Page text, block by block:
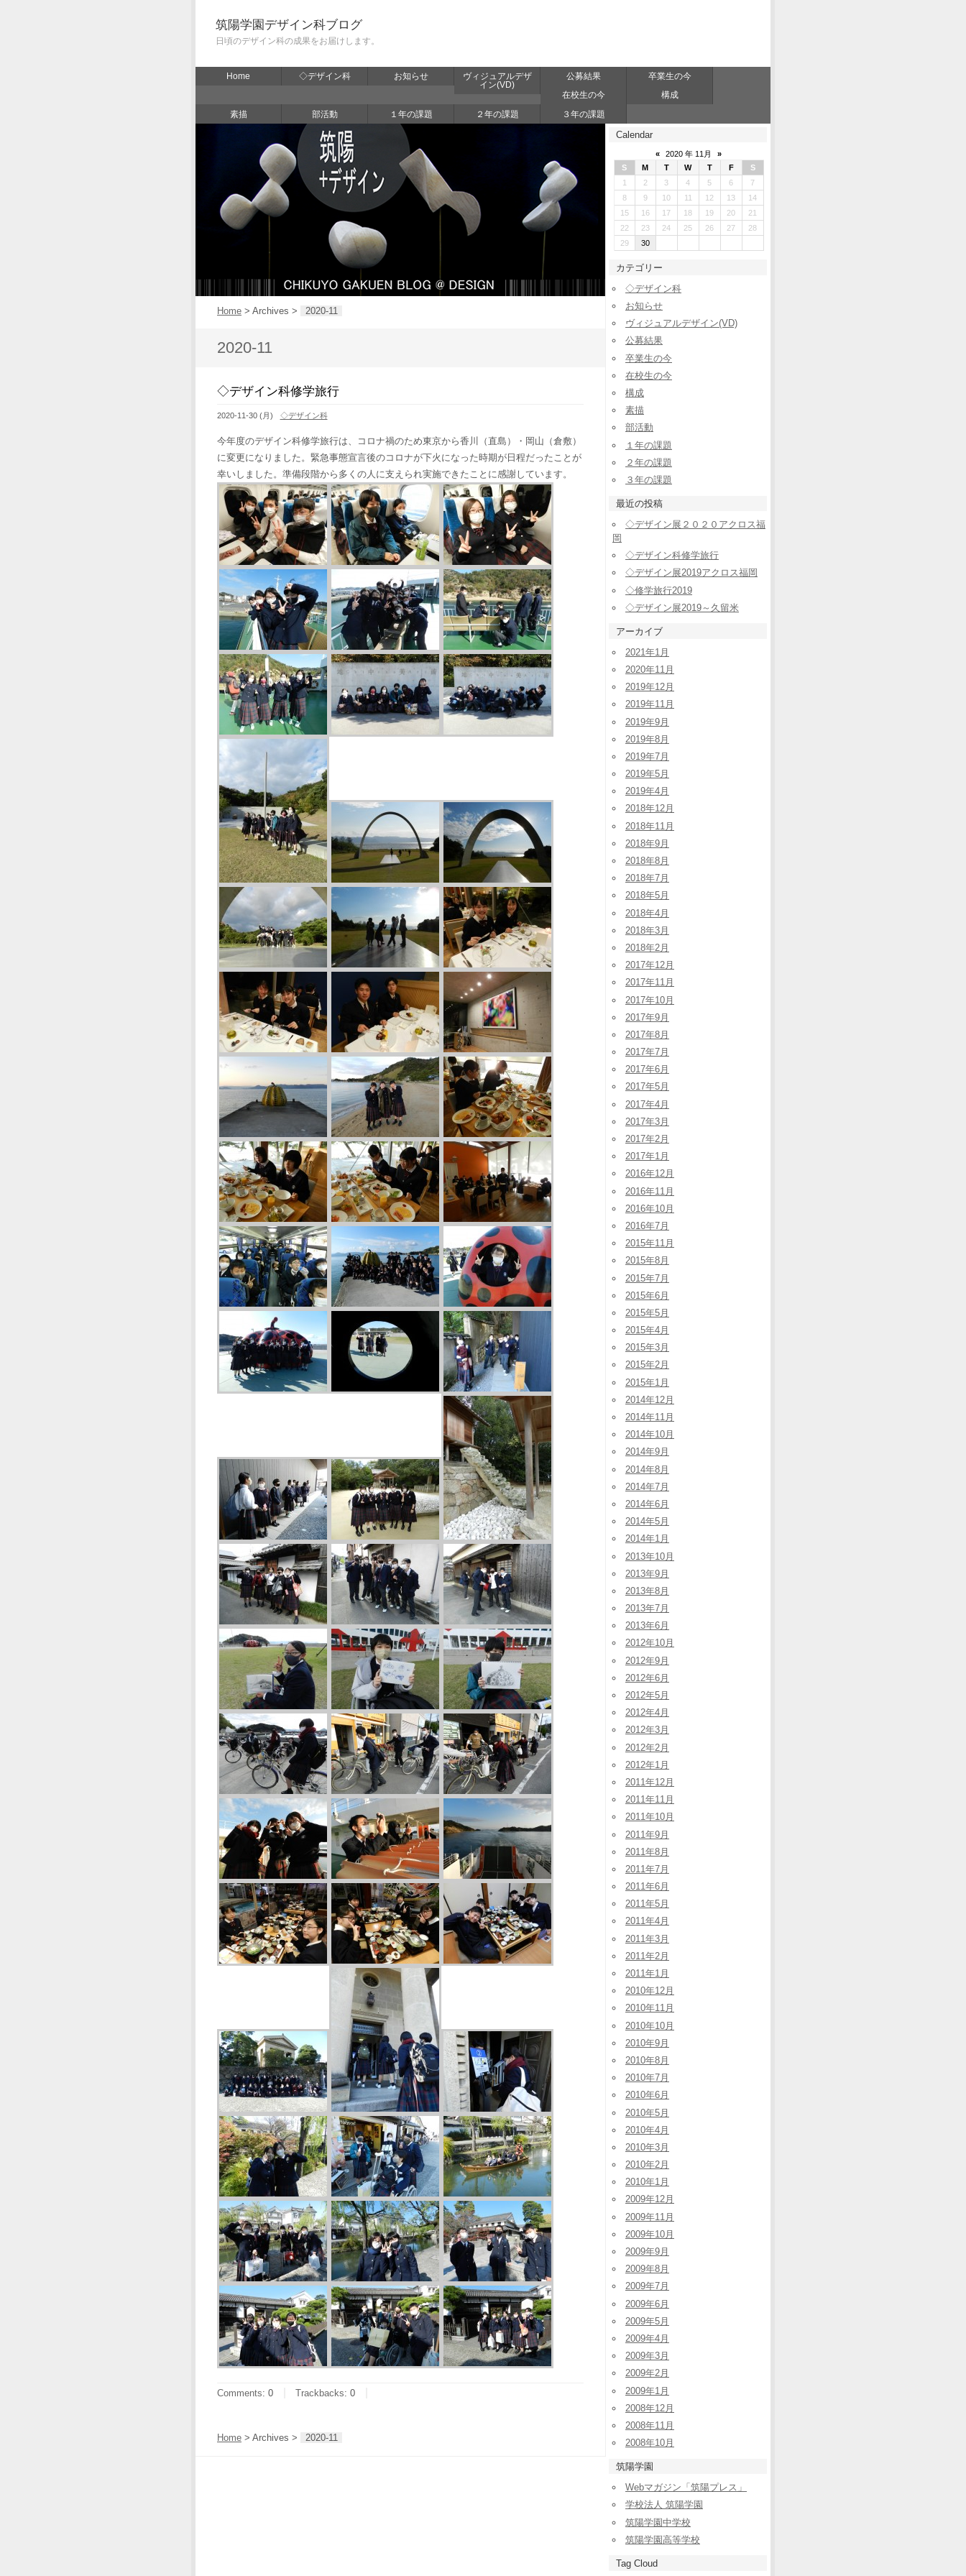
筑陽学園デザイン科ブログ
日頃のデザイン科の成果をお届けします。
Home ◇デザイン科 お知らせ
ヴィジュアルデザ
イン(VD)
公募結果
卒業生の今
在校生の今
構成
素描
部活動 １年の課題 ２年の課題 ３年の課題
Home > Archives > 2020-11
2020-11
◇デザイン科修学旅行
2020-11-30 (月) ◇デザイン科
今年度のデザイン科修学旅行は、コロナ禍のため東京から香川（直島）・岡山（倉敷）
に変更になりました。緊急事態宣言後のコロナが下火になった時期が日程だったことが
幸いしました。準備段階から多くの人に支えられ実施できたことに感謝しています。
Comments: 0 Trackbacks: 0
Home > Archives > 2020-11
Calendar
« 2020 年 11月
»
S
M T W T F
S
1
2 3 4 5 6
7
8
9 10 11 12 13
14
15
16 17 18 19 20
21
22
23 24 25 26 27
28
29
30
カテゴリー
◇デザイン科
お知らせ
ヴィジュアルデザイン(VD)
公募結果
卒業生の今
在校生の今
構成
素描
部活動
１年の課題
２年の課題
３年の課題
最近の投稿
◇デザイン展２０２０アクロス福
岡
◇デザイン科修学旅行
◇デザイン展2019アクロス福岡
◇修学旅行2019
◇デザイン展2019～久留米
アーカイブ
2021年1月
2020年11月
2019年12月
2019年11月
2019年9月
2019年8月
2019年7月
2019年5月
2019年4月
2018年12月
2018年11月
2018年9月
2018年8月
2018年7月
2018年5月
2018年4月
2018年3月
2018年2月
2017年12月
2017年11月
2017年10月
2017年9月
2017年8月
2017年7月
2017年6月
2017年5月
2017年4月
2017年3月
2017年2月
2017年1月
2016年12月
2016年11月
2016年10月
2016年7月
2015年11月
2015年8月
2015年7月
2015年6月
2015年5月
2015年4月
2015年3月
2015年2月
2015年1月
2014年12月
2014年11月
2014年10月
2014年9月
2014年8月
2014年7月
2014年6月
2014年5月
2014年1月
2013年10月
2013年9月
2013年8月
2013年7月
2013年6月
2012年10月
2012年9月
2012年6月
2012年5月
2012年4月
2012年3月
2012年2月
2012年1月
2011年12月
2011年11月
2011年10月
2011年9月
2011年8月
2011年7月
2011年6月
2011年5月
2011年4月
2011年3月
2011年2月
2011年1月
2010年12月
2010年11月
2010年10月
2010年9月
2010年8月
2010年7月
2010年6月
2010年5月
2010年4月
2010年3月
2010年2月
2010年1月
2009年12月
2009年11月
2009年10月
2009年9月
2009年8月
2009年7月
2009年6月
2009年5月
2009年4月
2009年3月
2009年2月
2009年1月
2008年12月
2008年11月
2008年10月
筑陽学園
Webマガジン「筑陽プレス」
学校法人 筑陽学園
筑陽学園中学校
筑陽学園高等学校
Tag Cloud